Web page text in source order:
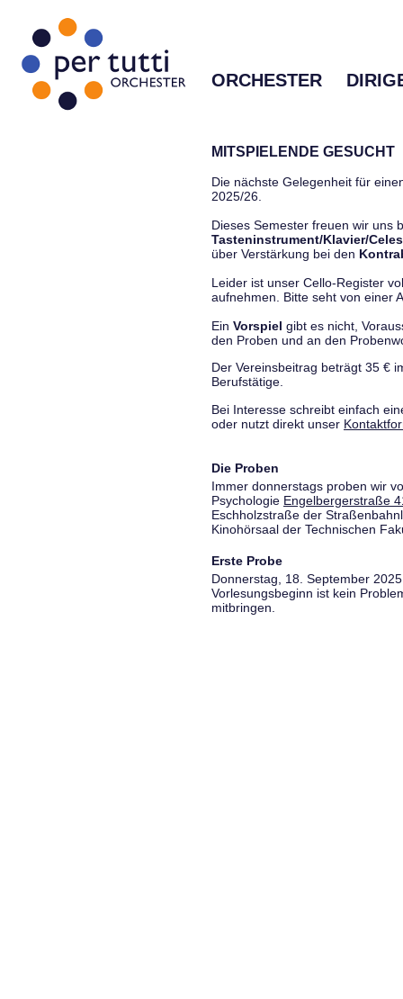
ORCHESTER
MITSPIELENDE GESUCHT
Die nächste Gelegenheit für
2025/26.
Dieses Semester freuen wir uns
Tasteninstrument/Klavier/
über Verstärkung bei den
Leider ist unser Cello-Register
aufnehmen. Bitte seht von einer
Ein Vorspiel gibt es nicht,
den Proben und an den
Der Vereinsbeitrag beträgt 35 €
Berufstätige.
Bei Interesse schreibt einfach
oder nutzt direkt unser
Die Proben
Immer donnerstags proben wir
Psychologie Engelbergerstraße
Eschholzstraße der
Kinohörsaal der Technischen
Erste Probe
Donnerstag, 18. September
Vorlesungsbeginn ist kein
mitbringen.